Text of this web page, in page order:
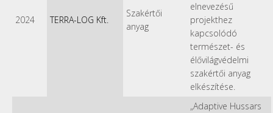
2024 TERRA-LOG Kft.
Szakértői
anyag
elnevezésű
projekthez
kapcsolódó
természet- és
élővilágvédelmi
szakértői anyag
elkészítése.
„Adaptive Hussars